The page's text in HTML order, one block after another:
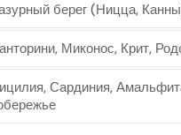
берег (Ницца,
Миконос, Крит,
Сардиния,